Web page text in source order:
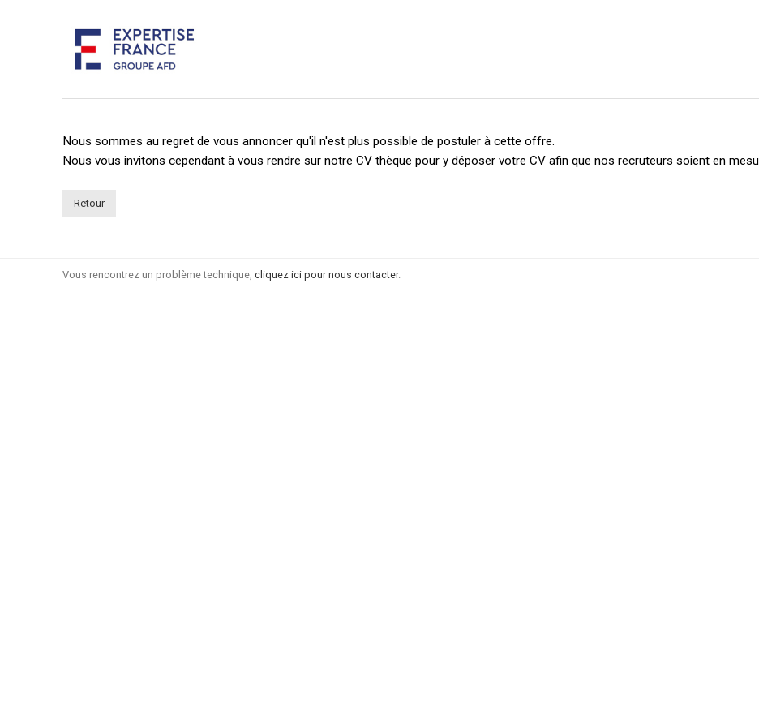
Nous sommes au regret de vous annoncer qu'il n'est plus possible de postuler à cette offre.
Nous vous invitons cependant à vous rendre sur notre CV thèque pour y déposer votre CV afin que nos recruteurs soient en
Retour
Vous rencontrez un problème technique, cliquez ici pour nous contacter.